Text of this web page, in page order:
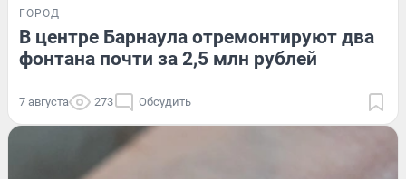
ГОРОД
В центре Барнаула отремонтируют два
фонтана почти за 2,5 млн рублей
7 августа 273 Обсудить